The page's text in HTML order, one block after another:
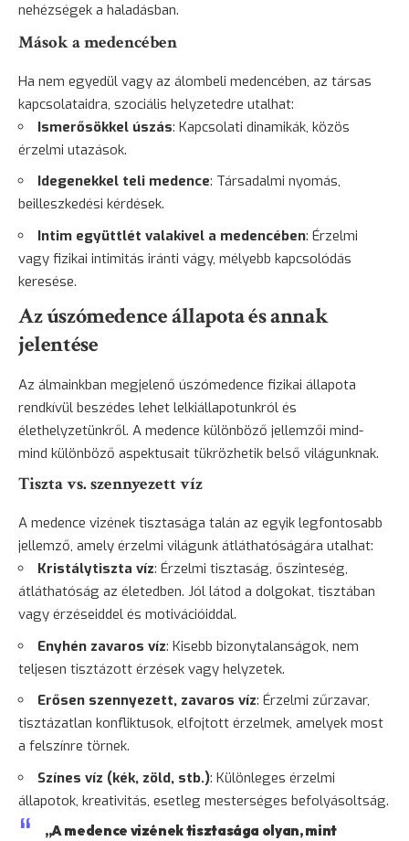
nehézségek a haladásban.
Mások a medencében
Ha nem egyedül vagy az álombeli medencében, az társas
kapcsolataidra, szociális helyzetedre utalhat:
Ismerősökkel úszás: Kapcsolati dinamikák, közös
érzelmi utazások.
Idegenekkel teli medence: Társadalmi nyomás,
beilleszkedési kérdések.
Intim együttlét valakivel a medencében: Érzelmi
vagy fizikai intimitás iránti vágy, mélyebb kapcsolódás
keresése.
Az úszómedence állapota és annak
jelentése
Az álmainkban megjelenő úszómedence fizikai állapota
rendkívül beszédes lehet lelkiállapotunkról és
élethelyzetünkről. A medence különböző jellemzői mind-
mind különböző aspektusait tükrözhetik belső világunknak.
Tiszta vs. szennyezett víz
A medence vizének tisztasága talán az egyik legfontosabb
jellemző, amely érzelmi világunk átláthatóságára utalhat:
Kristálytiszta víz: Érzelmi tisztaság, őszinteség,
átláthatóság az életedben. Jól látod a dolgokat, tisztában
vagy érzéseiddel és motivációiddal.
Enyhén zavaros víz: Kisebb bizonytalanságok, nem
teljesen tisztázott érzések vagy helyzetek.
Erősen szennyezett, zavaros víz: Érzelmi zűrzavar,
tisztázatlan konfliktusok, elfojtott érzelmek, amelyek most
a felszínre törnek.
Színes víz (kék, zöld, stb.): Különleges érzelmi
állapotok, kreativitás, esetleg mesterséges befolyásoltság.
„A medence vizének tisztasága olyan, mint